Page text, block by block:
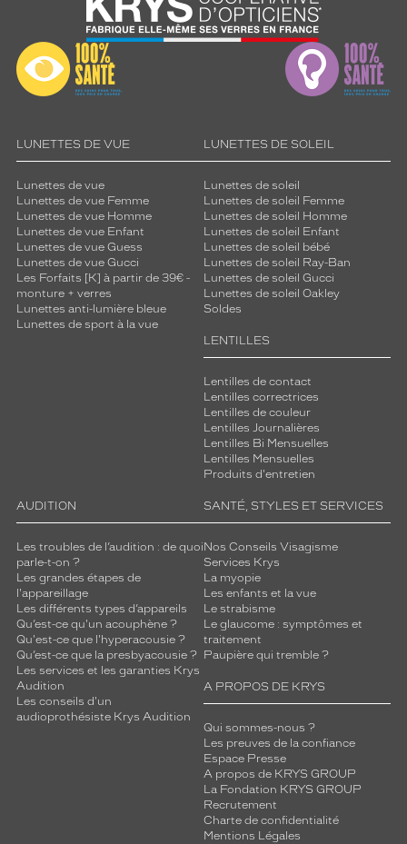
LUNETTES DE VUE
Lunettes de vue
Lunettes de vue Femme
Lunettes de vue Homme
Lunettes de vue Enfant
Lunettes de vue Guess
Lunettes de vue Gucci
Les Forfaits [K] à partir de 39€ -
monture + verres
Lunettes anti-lumière bleue
Lunettes de sport à la vue
LUNETTES DE SOLEIL
Lunettes de soleil
Lunettes de soleil Femme
Lunettes de soleil Homme
Lunettes de soleil Enfant
Lunettes de soleil bébé
Lunettes de soleil Ray-Ban
Lunettes de soleil Gucci
Lunettes de soleil Oakley
Soldes
LENTILLES
Lentilles de contact
Lentilles correctrices
Lentilles de couleur
Lentilles Journalières
Lentilles Bi Mensuelles
Lentilles Mensuelles
Produits d'entretien
AUDITION
Les troubles de l’audition : de quoi
parle-t-on ?
Les grandes étapes de
l'appareillage
Les différents types d’appareils
Qu’est-ce qu'un acouphène ?
Qu'est-ce que l'hyperacousie ?
Qu’est-ce que la presbyacousie ?
Les services et les garanties Krys
Audition
Les conseils d'un
audioprothésiste Krys Audition
SANTÉ, STYLES ET SERVICES
Nos Conseils Visagisme
Services Krys
La myopie
Les enfants et la vue
Le strabisme
Le glaucome : symptômes et
traitement
Paupière qui tremble ?
A PROPOS DE KRYS
Qui sommes-nous ?
Les preuves de la confiance
Espace Presse
A propos de KRYS GROUP
La Fondation KRYS GROUP
Recrutement
Charte de confidentialité
Mentions Légales